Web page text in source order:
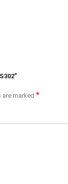
marked *